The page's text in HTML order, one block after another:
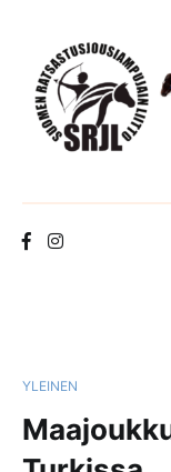
content
YLEINEN